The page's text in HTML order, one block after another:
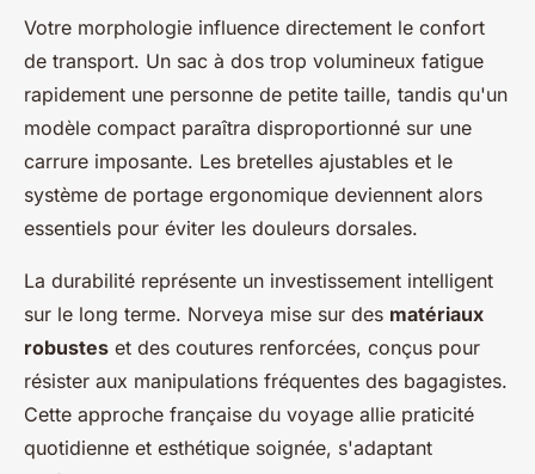
Votre morphologie influence directement le confort
de transport. Un sac à dos trop volumineux fatigue
rapidement une personne de petite taille, tandis qu'un
modèle compact paraîtra disproportionné sur une
carrure imposante. Les bretelles ajustables et le
système de portage ergonomique deviennent alors
essentiels pour éviter les douleurs dorsales.
La durabilité représente un investissement intelligent
sur le long terme. Norveya mise sur des matériaux
robustes et des coutures renforcées, conçus pour
résister aux manipulations fréquentes des bagagistes.
Cette approche française du voyage allie praticité
quotidienne et esthétique soignée, s'adaptant